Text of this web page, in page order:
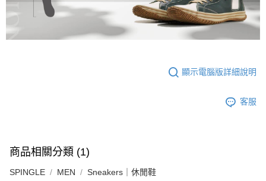
顯示電腦版詳細說明
客服
商品相關分類 (1)
SPINGLE MEN Sneakers｜休閒鞋